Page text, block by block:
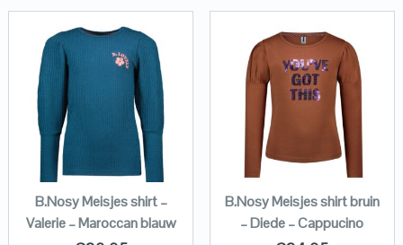
B.Nosy Meisjes shirt –
Valerie – Maroccan blauw
B.Nosy Meisjes shirt bruin
– Diede – Cappucino